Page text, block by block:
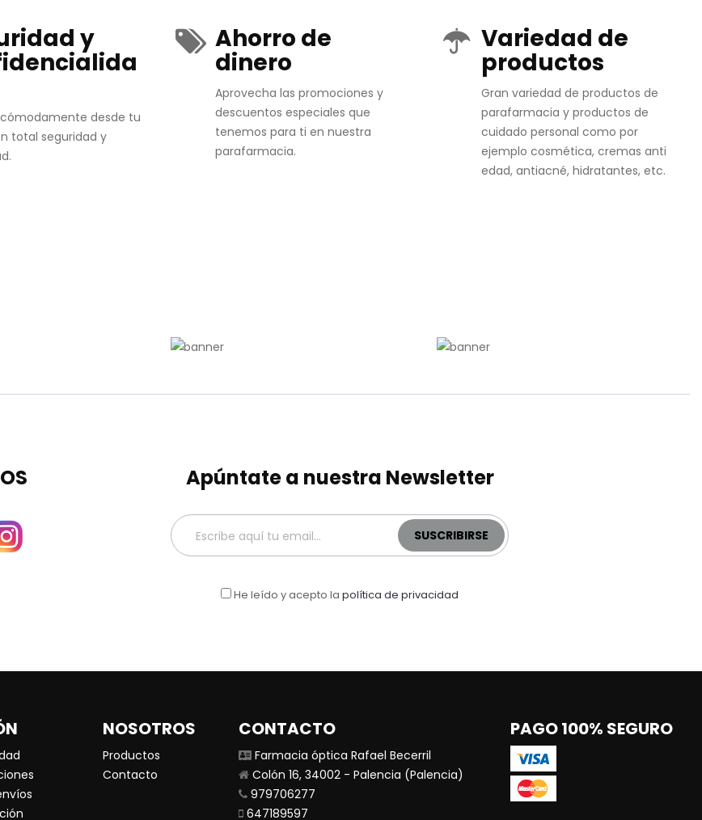
y
desde tu
total seguridad y
Ahorro de
dinero
Aprovecha las promociones y
descuentos especiales que
tenemos para ti en nuestra
parafarmacia.
Variedad de
productos
Gran variedad de productos de
parafarmacia y productos de
cuidado personal como por
ejemplo cosmética, cremas anti
edad, antiacné, hidratantes, etc.
Apúntate a nuestra Newsletter
SUSCRIBIRSE
He leído y acepto la política de privacidad
NOSOTROS
Productos
Contacto
CONTACTO
Farmacia óptica Rafael Becerril
Colón 16, 34002 - Palencia (Palencia)
979706277
647189597
PAGO 100% SEGURO